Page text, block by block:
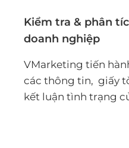
Kiểm tra & phân
doanh nghiệp
VMarketing tiến
các thông tin, giấy
kết luận tình trạng